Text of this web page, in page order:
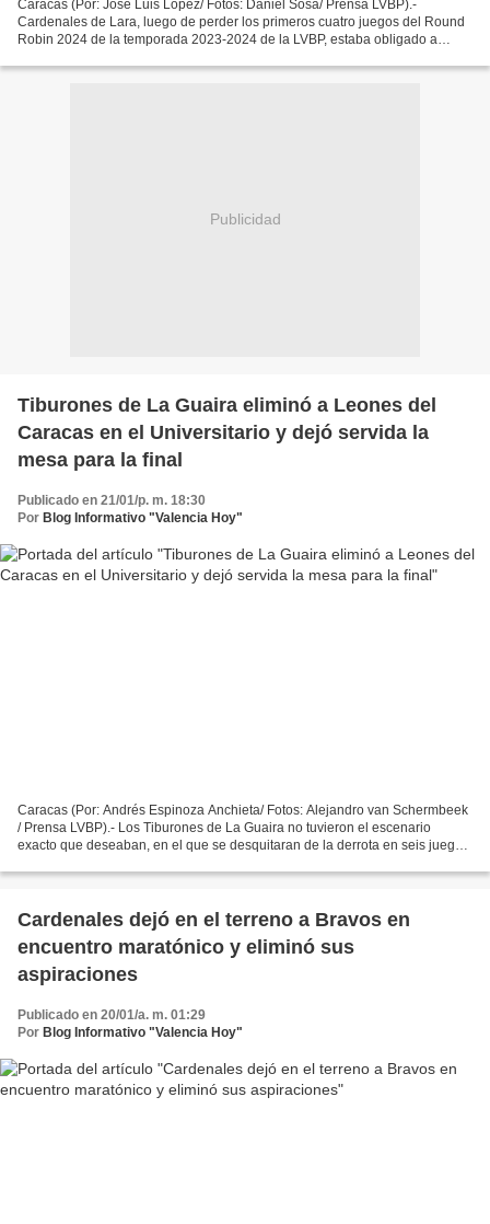
Caracas (Por: José Luis López/ Fotos: Daniel Sosa/ Prensa LVBP).-
Cardenales de Lara, luego de perder los primeros cuatro juegos del Round
Robin 2024 de la temporada 2023-2024 de la LVBP, estaba obligado a
Publicidad
Tiburones de La Guaira eliminó a Leones del
Caracas en el Universitario y dejó servida la
mesa para la final
Publicado en 21/01/p. m. 18:30
Por Blog Informativo "Valencia Hoy"
Caracas (Por: Andrés Espinoza Anchieta/ Fotos: Alejandro van Schermbeek
/ Prensa LVBP).- Los Tiburones de La Guaira no tuvieron el escenario
exacto que deseaban, en el que se desquitaran de la derrota en seis juegos
Cardenales dejó en el terreno a Bravos en
encuentro maratónico y eliminó sus
aspiraciones
Publicado en 20/01/a. m. 01:29
Por Blog Informativo "Valencia Hoy"